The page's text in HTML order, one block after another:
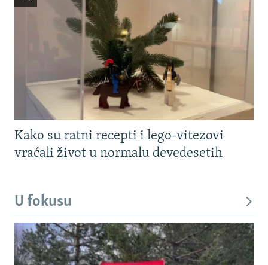
Kako su ratni recepti i lego-vitezovi
vraćali život u normalu devedesetih
U fokusu